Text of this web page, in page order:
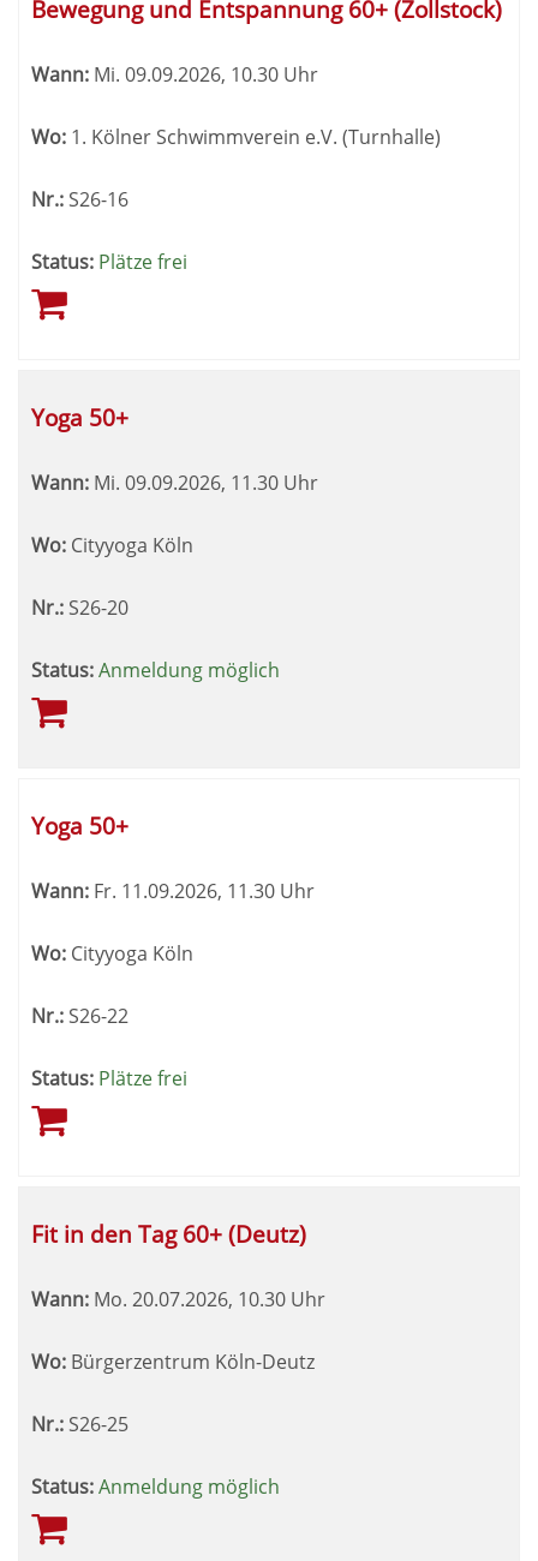
Bewegung und Entspannung 60+ (Zollstock)
Wann: Mi. 09.09.2026, 10.30 Uhr
Wo: 1. Kölner Schwimmverein e.V. (Turnhalle)
Nr.:S26-16
Status: Plätze frei
Yoga 50+
Wann: Mi. 09.09.2026, 11.30 Uhr
Wo: Cityyoga Köln
Nr.: S26-20
Status:Anmeldung möglich
Yoga 50+
Wann: Fr. 11.09.2026, 11.30 Uhr
Wo: Cityyoga Köln
Nr.:S26-22
Status: Plätze frei
Fit in den Tag 60+ (Deutz)
Wann: Mo. 20.07.2026, 10.30 Uhr
Wo: Bürgerzentrum Köln-Deutz
Nr.: S26-25
Status:Anmeldung möglich